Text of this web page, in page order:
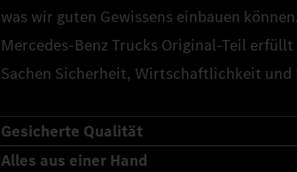
was wir guten Gewissens einbauen
Mercedes‑Benz Trucks Original‑Teil
Sachen Sicherheit, Wirtschaftlichkeit und
Gesicherte Qualität
Alles aus einer Hand